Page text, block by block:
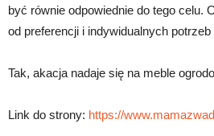
być równie odpowiednie do tego celu.
od preferencji i indywidualnych
Tak, akacja nadaje się na meble
Link do strony: https://